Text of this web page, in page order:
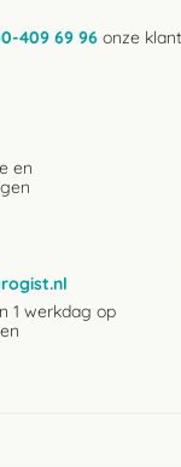
409 69 96 onze
en
1 werkdag op